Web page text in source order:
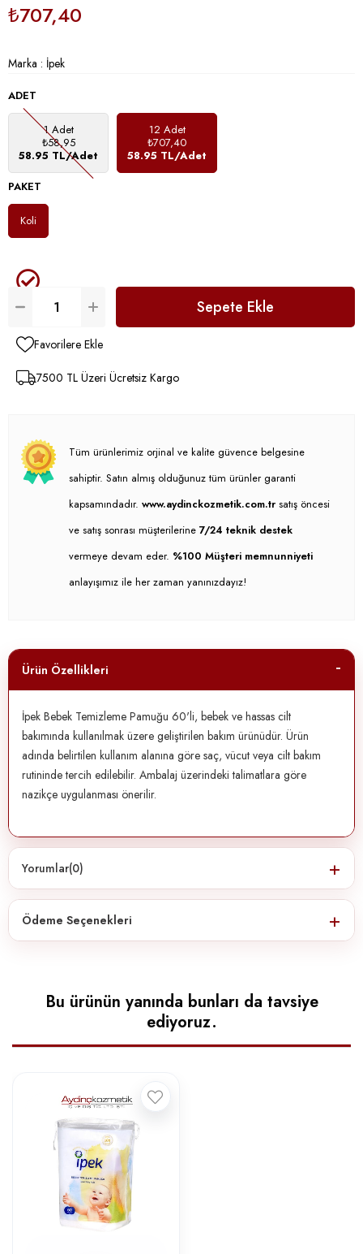
₺707,40
Marka : İpek
ADET
1 Adet
₺58,95
58.95 TL/Adet
12 Adet
₺707,40
58.95 TL/Adet
PAKET
Koli
Favorilere Ekle
7500 TL Üzeri Ücretsiz Kargo
Tüm ürünlerimiz orjinal ve kalite güvence belgesine
sahiptir. Satın almış olduğunuz tüm ürünler garanti
kapsamındadır. www.aydinckozmetik.com.tr satış öncesi
ve satış sonrası müşterilerine 7/24 teknik destek
vermeye devam eder. %100 Müşteri memnunniyeti
anlayışımız ile her zaman yanınızdayız!
Ürün Özellikleri
İpek Bebek Temizleme Pamuğu 60'li, bebek ve hassas cilt
bakımında kullanılmak üzere geliştirilen bakım ürünüdür. Ürün
adında belirtilen kullanım alanına göre saç, vücut veya cilt bakım
rutininde tercih edilebilir. Ambalaj üzerindeki talimatlara göre
nazikçe uygulanması önerilir.
Yorumlar(0)
Ödeme Seçenekleri
Bu ürünün yanında bunları da tavsiye
ediyoruz.